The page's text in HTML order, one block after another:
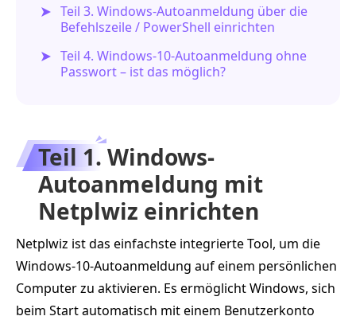
Teil 3. Windows-Autoanmeldung über die
Befehlszeile / PowerShell einrichten
Teil 4. Windows-10-Autoanmeldung ohne
Passwort – ist das möglich?
Teil 1. Windows-
Autoanmeldung mit
Netplwiz einrichten
Netplwiz ist das einfachste integrierte Tool, um die
Windows-10-Autoanmeldung auf einem persönlichen
Computer zu aktivieren. Es ermöglicht Windows, sich
beim Start automatisch mit einem Benutzerkonto